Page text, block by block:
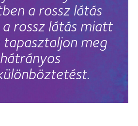
a rossz látás
rossz látás miatt
tapasztaljon meg
hátrányos
.